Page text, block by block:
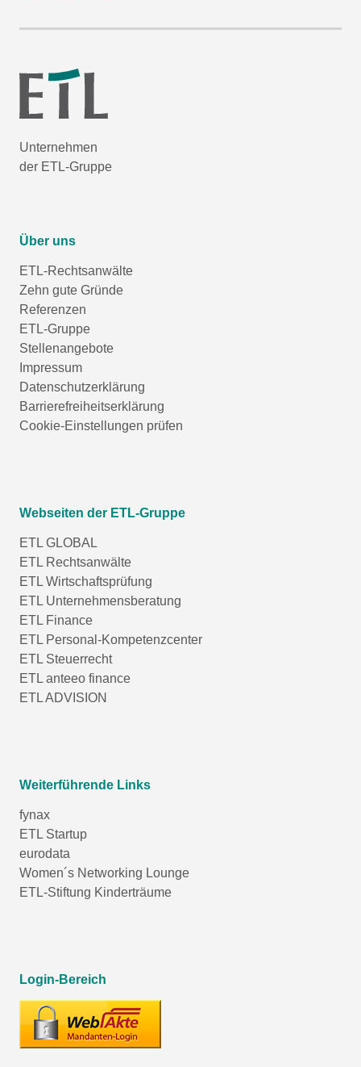
Unternehmen
der ETL-Gruppe
Über uns
ETL-Rechtsanwälte
Zehn gute Gründe
Referenzen
ETL-Gruppe
Stellenangebote
Impressum
Datenschutzerklärung
Barrierefreiheitserklärung
Cookie-Einstellungen prüfen
Webseiten der ETL-Gruppe
ETL GLOBAL
ETL Rechtsanwälte
ETL Wirtschaftsprüfung
ETL Unternehmensberatung
ETL Finance
ETL Personal-Kompetenzcenter
ETL Steuerrecht
ETL anteeo finance
ETL ADVISION
Weiterführende Links
fynax
ETL Startup
eurodata
Women´s Networking Lounge
ETL-Stiftung Kinderträume
Login-Bereich